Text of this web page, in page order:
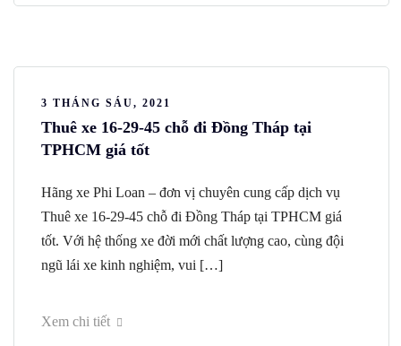
3 THÁNG SÁU, 2021
Thuê xe 16-29-45 chỗ đi Đồng Tháp tại
TPHCM giá tốt
Hãng xe Phi Loan – đơn vị chuyên cung cấp dịch vụ
Thuê xe 16-29-45 chỗ đi Đồng Tháp tại TPHCM giá
tốt. Với hệ thống xe đời mới chất lượng cao, cùng đội
ngũ lái xe kinh nghiệm, vui […]
Xem chi tiết